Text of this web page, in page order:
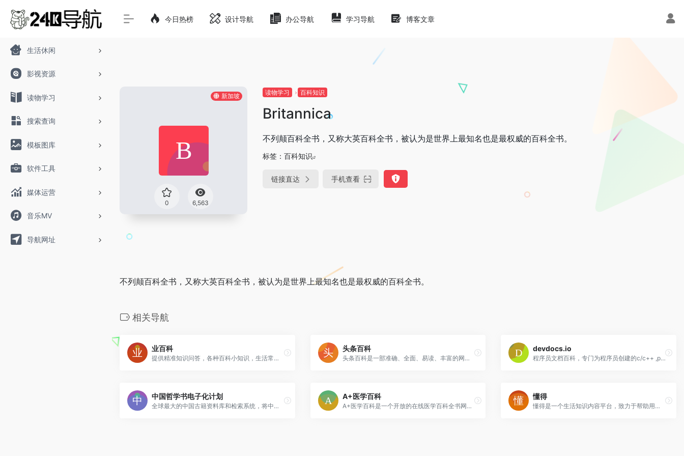
生活休闲
影视资源
读物学习
搜索查询
模板图库
软件工具
媒体运营
音乐MV
导航网址
今日热榜 设计导航 办公导航 学习导航 博客文章
新加坡
0 6,563
读物学习 百科知识
Britannica
不列颠百科全书，又称大英百科全书，被认为是世界上最知名也是最权威的百科全书。
标签： 百科知识
链接直达 手机查看
不列颠百科全书，又称大英百科全书，被认为是世界上最知名也是最权威的百科全书。
相关导航
业百科
提供精准知识问答，各种百科小知识，生活常识问答。
头条百科
头条百科是一部准确、全面、易读、丰富的网络百科全书，助您轻松探秘世界，学习知识。
devdocs.io
程序员文档百科，专门为程序员创建的c/c++ ,python,js,html5,css等在线文档库。
中国哲学书电子化计划
全球最大的中国古籍资料库和检索系统，将中国的古代哲学书及其相关的原典文献加以电子化，用交叉索引等技术充分利用电脑的功能，给中外的学者提供更方便的方式来学习和研究这些古书。
A+医学百科
A+医学百科是一个开放的在线医学百科全书网站，涵盖疾病百科、症状百科、药品百科、急救百科等医学保健知识。
懂得
懂得是一个生活知识内容平台，致力于帮助用户解决生活中遇到的各类“我该怎么办？”的问题，为用户提供高效，准确，有价值的参考答案。